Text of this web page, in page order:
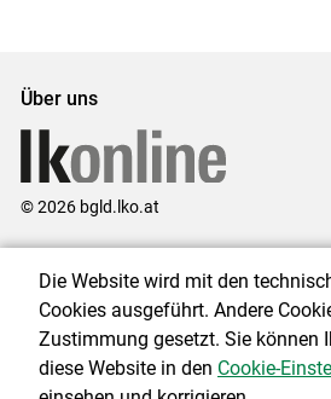
Über uns
© 2026 bgld.lko.at
Landwirtschaftskammer Burgenland
Esterhazystraße 15, 7000 Eisenstadt
Telefon: +43 (0) 2682 702
E-Mail:presse@lk-bgld.at
Die Website wird mit den
Cookies ausgeführt. Andere
Zustimmung gesetzt. Sie können
diese Website in den Cookie-